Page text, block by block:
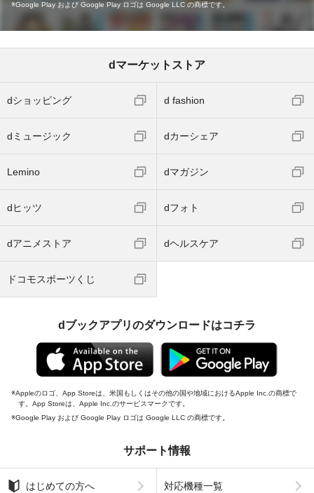
Google Play および Google Play ロゴは Google LLC の商標です。
dマーケットストア
dショッピング d fashion
dミュージック dカーシェア
Lemino dマガジン
dヒッツ dフォト
dアニメストア dヘルスケア
ドコモスポーツくじ
dブックアプリのダウンロードはコチラ
Appleのロゴ、App Storeは、米国もしくはその他の国や地域におけるApple Inc.の商標で
す。App Storeは、Apple Inc.のサービスマークです。
Google Play および Google Play ロゴは Google LLC の商標です。
サポート情報
はじめての方へ 対応機種一覧